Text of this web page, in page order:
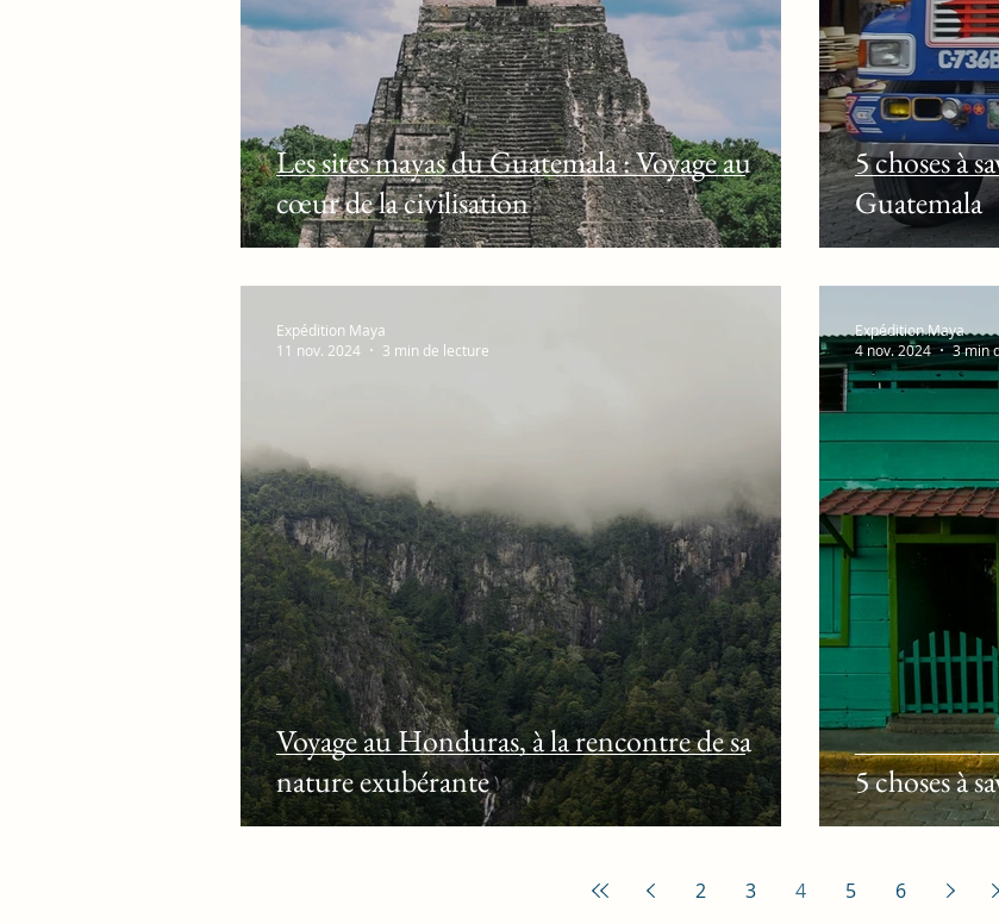
Les sites mayas du Guatemala : Voyage au
cœur de la civilisation
5 choses à
Guatemala
Voyage au Honduras, à la rencontre de sa
nature exubérante
Expédition Maya
11 nov. 2024
3 min de lecture
5 choses à
Expédition Maya
4 nov. 2024
3 min
2 3 4 5 6